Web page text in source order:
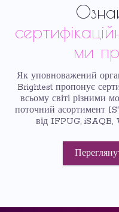
ми
Як уповноважений
Brightest пропонує
всьому світі різними
поточний асортимент
від IFPUG,